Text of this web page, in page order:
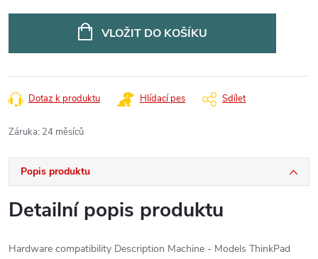
VLOŽIT DO KOŠÍKU
Dotaz k produktu Hlídací pes Sdílet
Záruka: 24 měsíců
Popis produktu
Detailní popis produktu
Hardware compatibility Description Machine - Models ThinkPad